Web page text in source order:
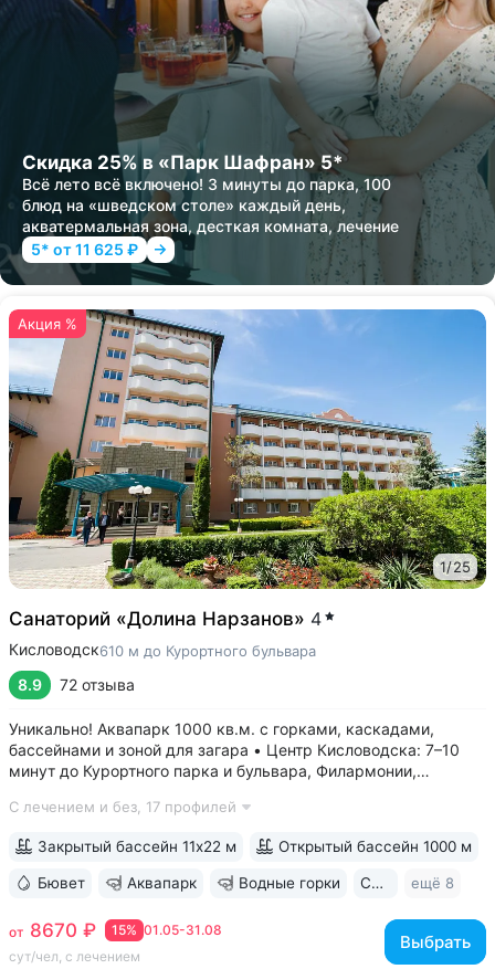
Скидка 25% в «Парк Шафран» 5*
Всё лето всё включено! 3 минуты до парка, 100
блюд на «шведском столе» каждый день,
акватермальная зона, десткая комната, лечение
5* от 11 625 ₽
Акция %
1/25
Санаторий «Долина Нарзанов» 4
Кисловодск610 м до Курортного бульвара
8.9 72 отзыва
Уникально! Аквапарк 1000 кв.м. с горками, каскадами,
бассейнами и зоной для загара • Центр Кисловодска: 7–10
минут до Курортного парка и бульвара, Филармонии,
курортов: «Ессентуки-4» и «Славяновская» (Железноводск).
С лечением и без, 17 профилей
01.05-31.08
15%
от 8670 ₽
сут/чел, с лечением
Выбрать
Закрытый бассейн 11х22 м Открытый бассейн 1000 м
Бювет Аквапарк Водные горки Свой парк ещё 8